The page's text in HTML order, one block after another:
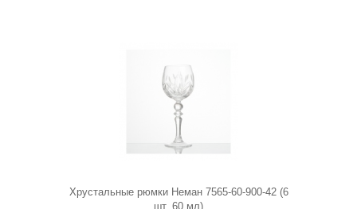
Хрустальные рюмки Неман 7565-60-900-42 (6
шт, 60 мл)